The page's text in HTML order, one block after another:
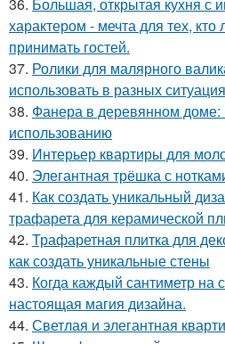
36. Большая, открытая кухня с
характером - мечта для тех, кто
принимать гостей.
37. Ролики для малярного
использовать в разных
38. Фанера в деревянном доме:
использованию
39. Интерьер квартиры для
40. Элегантная трёшка с
41. Как создать уникальный
трафарета для керамической
42. Трафаретная плитка для
как создать уникальные стены
43. Когда каждый сантиметр на
настоящая магия дизайна.
44. Светлая и элегантная